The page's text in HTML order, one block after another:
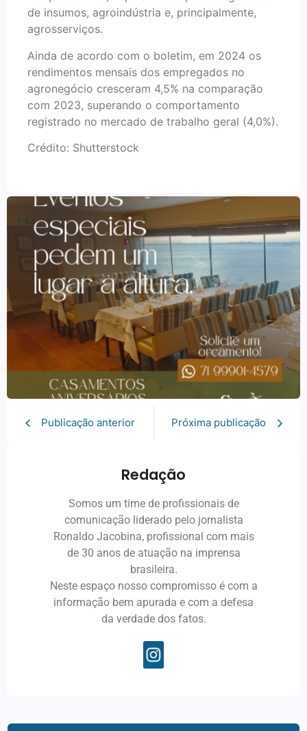
de insumos, agroindústria e, principalmente,
agrosserviços.
Ainda de acordo com o boletim, em 2024 os
rendimentos mensais dos empregados no
agronegócio cresceram 4,5% na comparação
com 2023, superando o comportamento
registrado no mercado de trabalho geral (4,0%).
Crédito: Shutterstock
Publicação anterior Próxima publicação
Redação
Somos um time de profissionais de
comunicação liderado pelo jornalista
Ronaldo Jacobina, profissional com mais
de 30 anos de atuação na imprensa
brasileira.
Neste espaço nosso compromisso é com a
informação bem apurada e com a defesa
da verdade dos fatos.